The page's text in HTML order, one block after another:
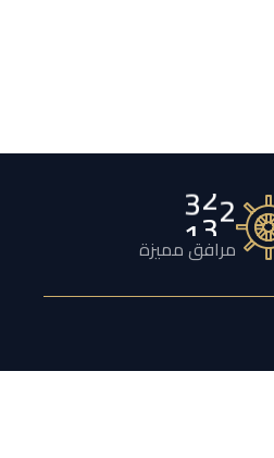
2
3
1
مرافق مميزة